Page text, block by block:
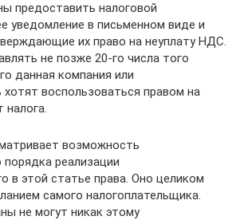
предоставить налоговой
уведомление в письменном виде и
их право на неуплату НДС.
не позже 20-го числа того
данная компания или
хотят воспользоваться правом на
возможность
реализации
в этой статье права. Оно целиком
самого налогоплательщика.
не могут никак этому